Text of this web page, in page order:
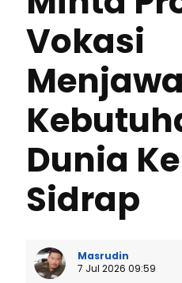
Vokasi
Dunia
Sidrap
Masrudin
7 Jul 2026 09:59